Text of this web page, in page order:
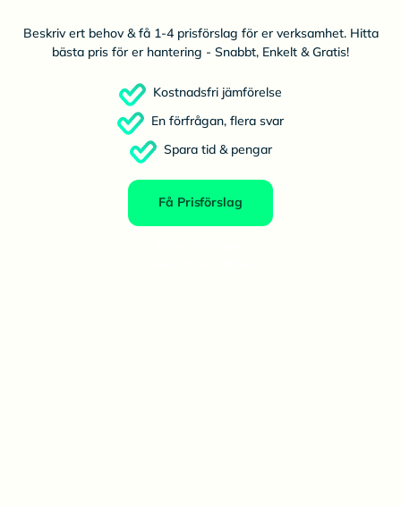
Beskriv ert behov & få 1-4 prisförslag för er verksamhet. Hitta
bästa pris för er hantering - Snabbt, Enkelt & Gratis!
Kostnadsfri jämförelse
En förfrågan, flera svar
Spara tid & pengar
Få Prisförslag